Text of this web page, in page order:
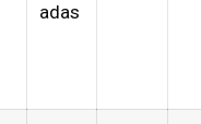
adas